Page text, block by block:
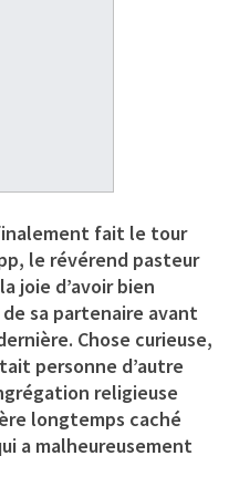
fait le tour
le révérend pasteur
joie d’avoir bien
sa partenaire avant
Chose curieuse,
personne d’autre
religieuse
longtemps caché
a malheureusement